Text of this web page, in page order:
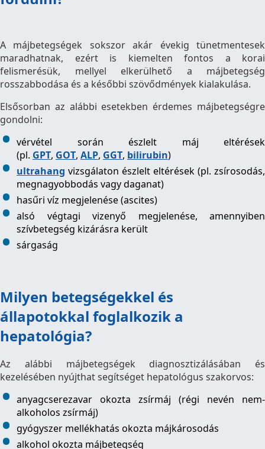
A májbetegségek sokszor akár évekig tünetmentesek
maradhatnak, ezért is kiemelten fontos a korai
felismerésük, mellyel elkerülhető a májbetegség
rosszabbodása és a későbbi szövődmények kialakulása.
Elsősorban az alábbi esetekben érdemes májbetegségre
gondolni:
vérvétel során észlelt máj eltérések
(pl. GPT, GOT, ALP, GGT, bilirubin)
ultrahang vizsgálaton észlelt eltérések (pl. zsírosodás,
megnagyobbodás vagy daganat)
hasűri víz megjelenése (ascites)
alsó végtagi vizenyő megjelenése, amennyiben
szívbetegség kizárásra került
sárgaság
Milyen betegségekkel és
állapotokkal foglalkozik a
hepatológia?
Az alábbi májbetegségek diagnosztizálásában és
kezelésében nyújthat segítséget hepatológus szakorvos:
anyagcserezavar okozta zsírmáj (régi nevén nem-
alkoholos zsírmáj)
gyógyszer mellékhatás okozta májkárosodás
alkohol okozta májbetegség